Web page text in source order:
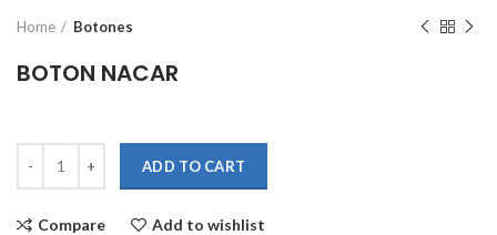
Home Botones
BOTON NACAR
ADD TO CART
Compare Add to wishlist